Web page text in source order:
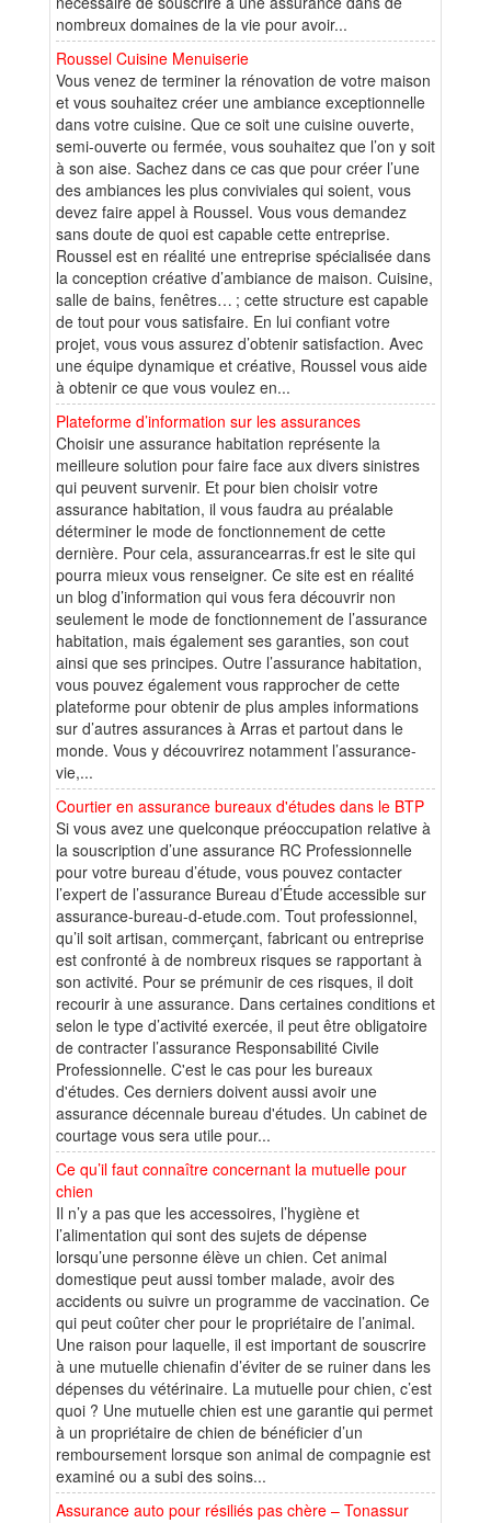
nombreux domaines de la vie pour avoir...
Roussel Cuisine Menuiserie
Vous venez de terminer la rénovation de votre maison
et vous souhaitez créer une ambiance exceptionnelle
dans votre cuisine. Que ce soit une cuisine ouverte,
semi-ouverte ou fermée, vous souhaitez que l’on y soit
à son aise. Sachez dans ce cas que pour créer l’une
des ambiances les plus conviviales qui soient, vous
devez faire appel à Roussel. Vous vous demandez
sans doute de quoi est capable cette entreprise.
Roussel est en réalité une entreprise spécialisée dans
la conception créative d’ambiance de maison. Cuisine,
salle de bains, fenêtres… ; cette structure est capable
de tout pour vous satisfaire. En lui confiant votre
projet, vous vous assurez d’obtenir satisfaction. Avec
une équipe dynamique et créative, Roussel vous aide
à obtenir ce que vous voulez en...
Plateforme d’information sur les assurances
Choisir une assurance habitation représente la
meilleure solution pour faire face aux divers sinistres
qui peuvent survenir. Et pour bien choisir votre
assurance habitation, il vous faudra au préalable
déterminer le mode de fonctionnement de cette
dernière. Pour cela, assurancearras.fr est le site qui
pourra mieux vous renseigner. Ce site est en réalité
un blog d’information qui vous fera découvrir non
seulement le mode de fonctionnement de l’assurance
habitation, mais également ses garanties, son cout
ainsi que ses principes. Outre l’assurance habitation,
vous pouvez également vous rapprocher de cette
plateforme pour obtenir de plus amples informations
sur d’autres assurances à Arras et partout dans le
monde. Vous y découvrirez notamment l’assurance-
vie,...
Courtier en assurance bureaux d'études dans le BTP
Si vous avez une quelconque préoccupation relative à
la souscription d’une assurance RC Professionnelle
pour votre bureau d’étude, vous pouvez contacter
l’expert de l’assurance Bureau d’Étude accessible sur
assurance-bureau-d-etude.com. Tout professionnel,
qu’il soit artisan, commerçant, fabricant ou entreprise
est confronté à de nombreux risques se rapportant à
son activité. Pour se prémunir de ces risques, il doit
recourir à une assurance. Dans certaines conditions et
selon le type d’activité exercée, il peut être obligatoire
de contracter l’assurance Responsabilité Civile
Professionnelle. C'est le cas pour les bureaux
d'études. Ces derniers doivent aussi avoir une
assurance décennale bureau d'études. Un cabinet de
courtage vous sera utile pour...
Ce qu’il faut connaître concernant la mutuelle pour
chien
Il n’y a pas que les accessoires, l’hygiène et
l’alimentation qui sont des sujets de dépense
lorsqu’une personne élève un chien. Cet animal
domestique peut aussi tomber malade, avoir des
accidents ou suivre un programme de vaccination. Ce
qui peut coûter cher pour le propriétaire de l’animal.
Une raison pour laquelle, il est important de souscrire
à une mutuelle chienafin d’éviter de se ruiner dans les
dépenses du vétérinaire. La mutuelle pour chien, c’est
quoi ? Une mutuelle chien est une garantie qui permet
à un propriétaire de chien de bénéficier d’un
remboursement lorsque son animal de compagnie est
examiné ou a subi des soins...
Assurance auto pour résiliés pas chère – Tonassur